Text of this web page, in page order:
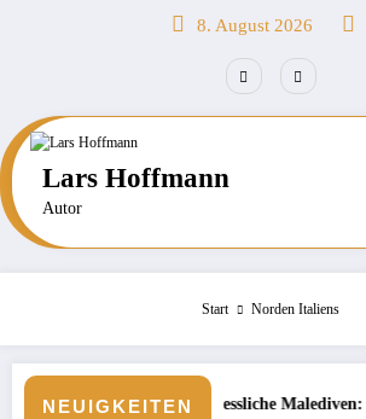
8. August 2026
Lars Hoffmann
Autor
Start Norden Italiens
NEUIGKEITEN
Malediven: Die nächtliche